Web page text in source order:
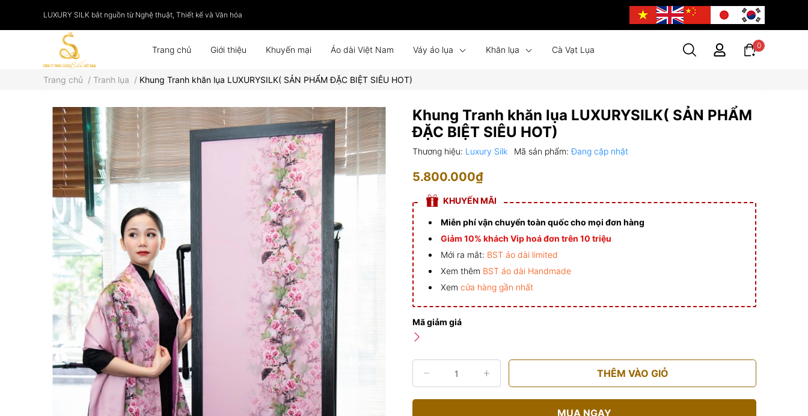
LUXURY SILK bắt nguồn từ Nghệ thuật, Thiết kế và Văn hóa
Trang chủ Giới thiệu Khuyến mại Áo dài Việt Nam Váy áo lụa Khăn lụa Cà Vạt Lụa
Phụ kiện Tranh lụa Bình phong lụa Tin tức Liên hệ
0
Trang chủ / Tranh lụa / Khung Tranh khăn lụa LUXURYSILK( SẢN PHẨM ĐẶC BIỆT SIÊU HOT)
Khung Tranh khăn lụa LUXURYSILK( SẢN PHẨM
ĐẶC BIỆT SIÊU HOT)
Thương hiệu: Luxury Silk Mã sản phẩm:Đang cập nhật
5.800.000₫
KHUYẾN MÃI
Miễn phí vận chuyển toàn quốc cho mọi đơn hàng
Giảm 10% khách Vip hoá đơn trên 10 triệu
Mới ra mắt: BST áo dài limited
Xem thêm BST áo dài Handmade
Xem cửa hàng gần nhất
Mã giảm giá
THÊM VÀO GIỎ
MUA NGAY